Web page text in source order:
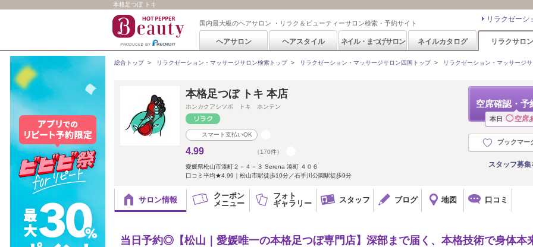
本格足つぼ トキ
国内最大級のヘアサロン ・リラク＆ビューティーサロン検索・予約サイト リラクゼーシ
ヘアサロン ヘアスタイル ネイル・まつげサロン ネイルカタログ リラクサロン
総合トップ> リラクゼーション・マッサージサロン検索トップ> リラクゼーション・マッサージサロン四国トップ> リラクゼーション・マッサージ
空席確認・予
本日 ◯ 空席
ブックマー
スタッフ募
本格足つぼ トキ 本店
ホンカクアシツボ トキ ホンテン
スマート支払いOK
4.99 （170件）
愛媛県松山市湊町２－４－３ Serena 湊町 ４０６
口コミ平均★4.99｜松山市駅徒歩10分／石手川公園駅徒歩9分
サロン情報
クーポン
メニュー
フォト
ギャラリー
スタッフ ブログ 地図 口コミ
当日予約◎【松山｜愛媛唯一の本格足つぼ専門店】深部まで届く、本格技術で身体本